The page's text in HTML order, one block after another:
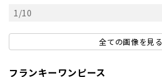
1/10
全ての画像を見る
フランキーワンピース